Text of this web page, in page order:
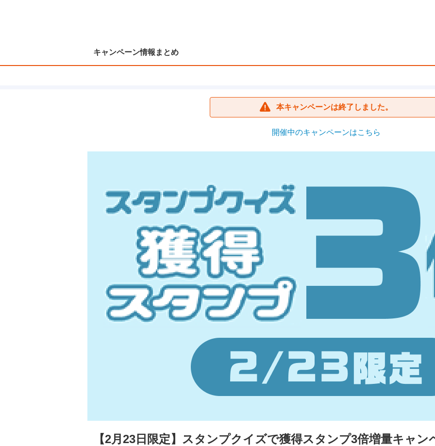
キャンペーン情報まとめ
本キャンペーンは終了しました。
開催中のキャンペーンはこちら
【2月23日限定】スタンプクイズで獲得スタンプ3倍増量キャン